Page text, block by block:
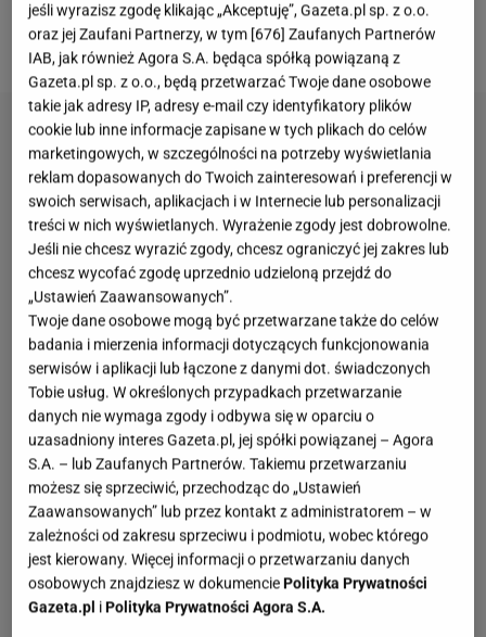
za te słodkie przysmaki w cukierni Magdy Gessler.
Niestety, tanio nie będzie.
jeśli wyrazisz zgodę klikając „Akceptuję”, Gazeta.pl sp. z o.o.
oraz jej Zaufani Partnerzy, w tym [676] Zaufanych Partnerów
IAB, jak również Agora S.A. będąca spółką powiązaną z
Gazeta.pl sp. z o.o., będą przetwarzać Twoje dane osobowe
takie jak adresy IP, adresy e-mail czy identyfikatory plików
cookie lub inne informacje zapisane w tych plikach do celów
marketingowych, w szczególności na potrzeby wyświetlania
reklam dopasowanych do Twoich zainteresowań i preferencji w
swoich serwisach, aplikacjach i w Internecie lub personalizacji
treści w nich wyświetlanych. Wyrażenie zgody jest dobrowolne.
Jeśli nie chcesz wyrazić zgody, chcesz ograniczyć jej zakres lub
chcesz wycofać zgodę uprzednio udzieloną przejdź do
„Ustawień Zaawansowanych”.
Twoje dane osobowe mogą być przetwarzane także do celów
badania i mierzenia informacji dotyczących funkcjonowania
serwisów i aplikacji lub łączone z danymi dot. świadczonych
Tobie usług. W określonych przypadkach przetwarzanie
danych nie wymaga zgody i odbywa się w oparciu o
uzasadniony interes Gazeta.pl, jej spółki powiązanej – Agora
S.A. – lub Zaufanych Partnerów. Takiemu przetwarzaniu
możesz się sprzeciwić, przechodząc do „Ustawień
Zaawansowanych” lub przez kontakt z administratorem – w
zależności od zakresu sprzeciwu i podmiotu, wobec którego
jest kierowany. Więcej informacji o przetwarzaniu danych
osobowych znajdziesz w dokumenciePolityka Prywatności
Gazeta.pl iPolityka Prywatności Agora S.A.